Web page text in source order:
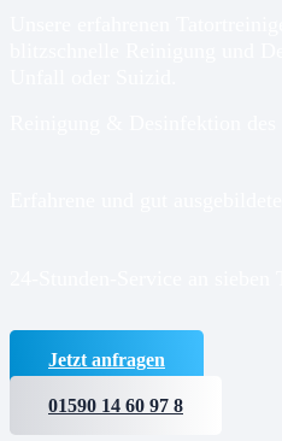
Jetzt anfragen
01590 14 60 97 8